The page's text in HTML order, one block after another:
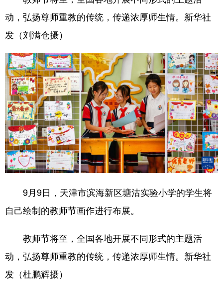
动，弘扬尊师重教的传统，传递浓厚师生情。新华社
发（刘满仓摄）
9月9日，天津市滨海新区塘沽实验小学的学生将
自己绘制的教师节画作进行布展。
教师节将至，全国各地开展不同形式的主题活
动，弘扬尊师重教的传统，传递浓厚师生情。新华社
发（杜鹏辉摄）